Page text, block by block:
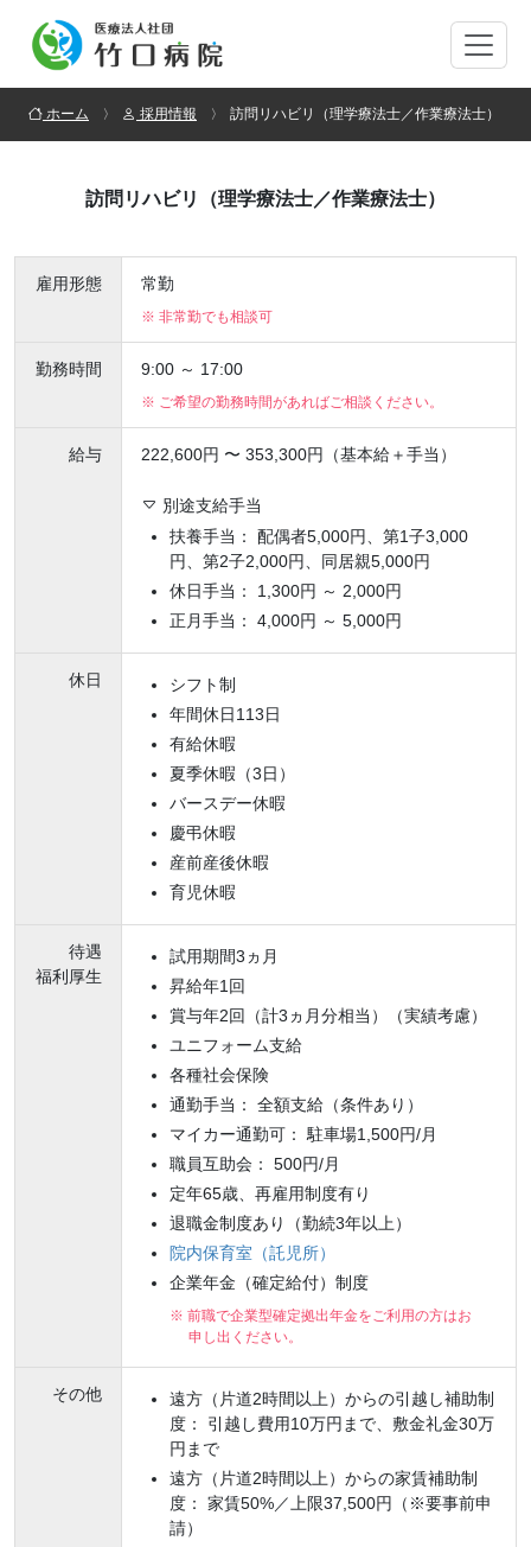
ホーム 採用情報 訪問リハビリ（理学療法士／作業療法士）
訪問リハビリ（理学療法士／作業療法士）
雇用形態 常勤
※ 非常勤でも相談可
勤務時間 9:00 ～ 17:00
※ ご希望の勤務時間があればご相談ください。
給与 222,600円 〜 353,300円（基本給＋手当）
別途支給手当
扶養手当： 配偶者5,000円、第1子3,000
円、第2子2,000円、同居親5,000円
休日手当： 1,300円 ～ 2,000円
正月手当： 4,000円 ～ 5,000円
休日
シフト制
年間休日113日
有給休暇
夏季休暇（3日）
バースデー休暇
慶弔休暇
産前産後休暇
育児休暇
待遇
福利厚生
試用期間3ヵ月
昇給年1回
賞与年2回（計3ヵ月分相当）（実績考慮）
ユニフォーム支給
各種社会保険
通勤手当： 全額支給（条件あり）
マイカー通勤可： 駐車場1,500円/月
職員互助会： 500円/月
定年65歳、再雇用制度有り
退職金制度あり（勤続3年以上）
院内保育室（託児所）
企業年金（確定給付）制度
※ 前職で企業型確定拠出年金をご利用の方はお
申し出ください。
その他
遠方（片道2時間以上）からの引越し補助制
度： 引越し費用10万円まで、敷金礼金30万
円まで
遠方（片道2時間以上）からの家賃補助制
度： 家賃50%／上限37,500円（※要事前申
請）